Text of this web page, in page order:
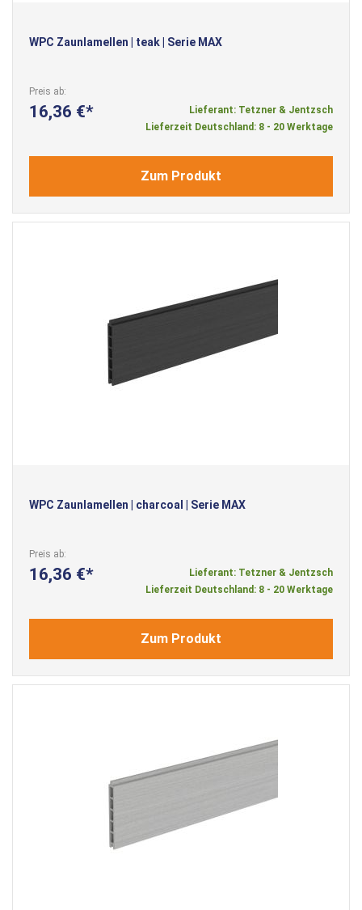
WPC Zaunlamellen | teak | Serie MAX
Preis ab
16,36 €
Lieferant: Tetzner & Jentzsch
Lieferzeit Deutschland: 8 - 20 Werktage
Zum Produkt
WPC Zaunlamellen | charcoal | Serie MAX
Preis ab
16,36 €
Lieferant: Tetzner & Jentzsch
Lieferzeit Deutschland: 8 - 20 Werktage
Zum Produkt